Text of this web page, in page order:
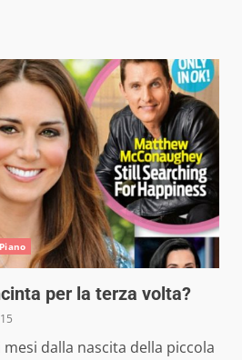
per la terza volta?
dalla nascita della piccola